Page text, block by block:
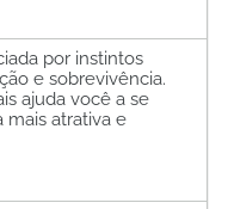
por instintos
e sobrevivência.
ajuda você a se
mais atrativa e